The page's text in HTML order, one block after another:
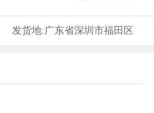
发货地:广东省深圳市福田区